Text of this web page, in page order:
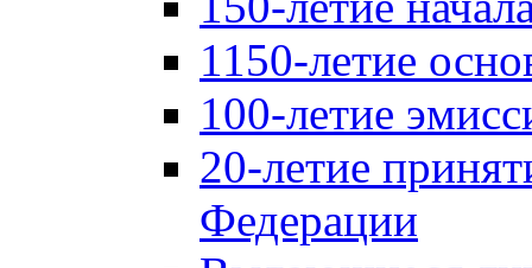
1150-летие
100-летие
20-летие
Федерации